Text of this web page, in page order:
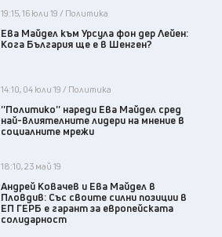
19:15, 16 юли 19 / Политика
Ева Майдел към Урсула фон дер Лейен:
Кога България ще е в Шенген?
14:10, 04 юли 19 / Политика
''Политико'' нареди Ева Майдел сред
най-влиятелните лидери на мнение в
социалните мрежи
18:10, 23 май 19
Андрей Ковачев и Ева Майдел в
Пловдив: Със своите силни позиции в
ЕП ГЕРБ е гарант за европейската
солидарност